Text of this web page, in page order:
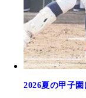
2026夏の甲子